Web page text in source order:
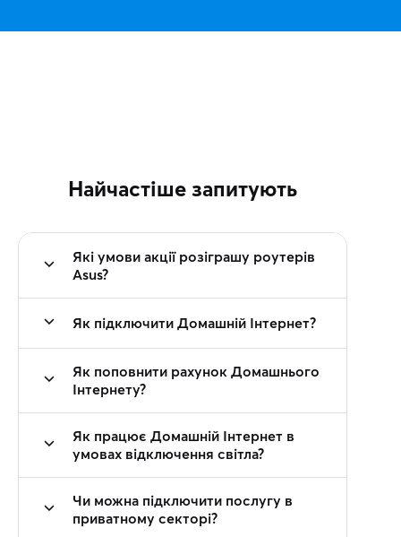
Найчастіше запитують
Які умови акції розіграшу роутерів
Asus?
Як підключити Домашній Інтернет?
Як поповнити рахунок Домашнього
Інтернету?
Як працює Домашній Інтернет в
умовах відключення світла?
Чи можна підключити послугу в
приватному секторі?